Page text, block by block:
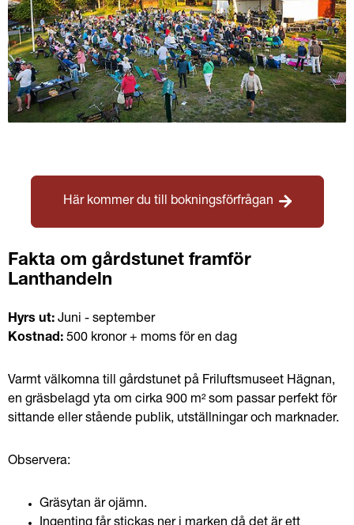
Här kommer du till bokningsförfrågan
Fakta om gårdstunet framför
Lanthandeln
Hyrs ut: Juni - september
Kostnad: 500 kronor + moms för en dag
Varmt välkomna till gårdstunet på Friluftsmuseet Hägnan,
en gräsbelagd yta om cirka 900 m² som passar perfekt för
sittande eller stående publik, utställningar och marknader.
Observera:
Gräsytan är ojämn.